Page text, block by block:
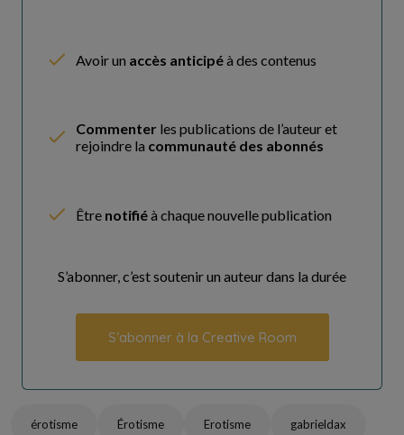
Avoir un accès anticipéà des contenus
Commenter les publications de l’auteur et
rejoindre la communauté des abonnés
Être notifiéà chaque nouvelle publication
S’abonner, c’est soutenir un auteur dans la durée
S’abonner à la Creative Room
érotisme Érotisme Erotisme gabrieldax